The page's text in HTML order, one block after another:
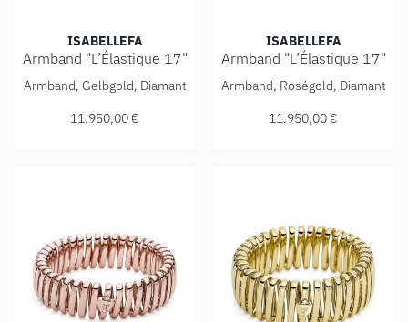
ISABELLEFA
Armband "L’Élastique 17"
IsabelleFa Armband "L’Élastique 17", Ref: 02150/17/
Armband, Gelbgold, Diamant
11.950,00 €
ISABELLEFA
Armband "L’Élastique 17"
IsabelleFa Armband
Armband, Roségold, Diamant
11.950,00 €